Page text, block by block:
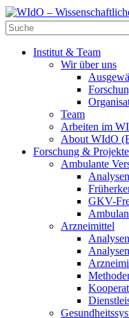
Institut & Team
Wir über uns
Team
Arbeiten im
About WIdO
Forschung & Projekte
Ambulante
GKV-
Arzneimittel